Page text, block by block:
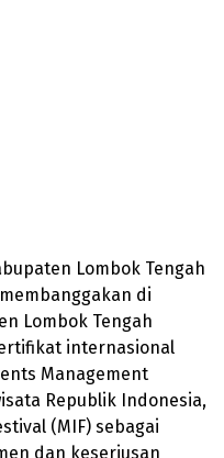
Lombok Tengah
di
Lombok Tengah
internasional
Management
Republik Indonesia,
(MIF) sebagai
dan keseriusan